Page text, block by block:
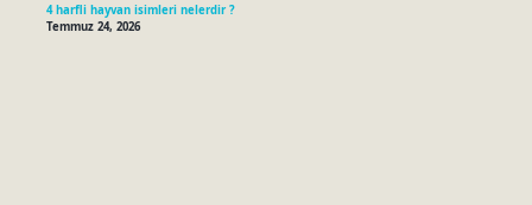
4 harfli hayvan isimleri nelerdir ?
Temmuz 24, 2026